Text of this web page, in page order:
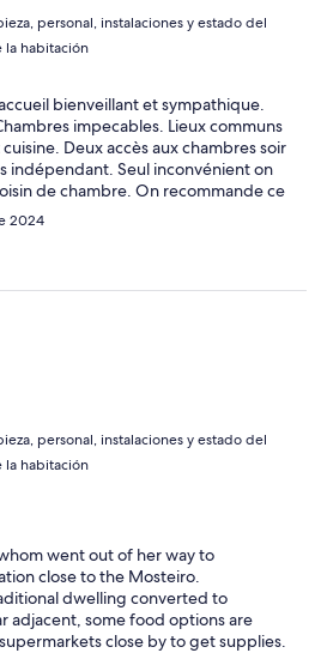
personal, instalaciones y estado del
habitación
bienveillant et sympathique.
impecables. Lieux communs
Deux accès aux chambres soir
indépendant. Seul inconvénient on
de chambre. On recommande ce
2024
personal, instalaciones y estado del
habitación
went out of her way to
close to the Mosteiro.
dwelling converted to
adjacent, some food options are
close by to get supplies.